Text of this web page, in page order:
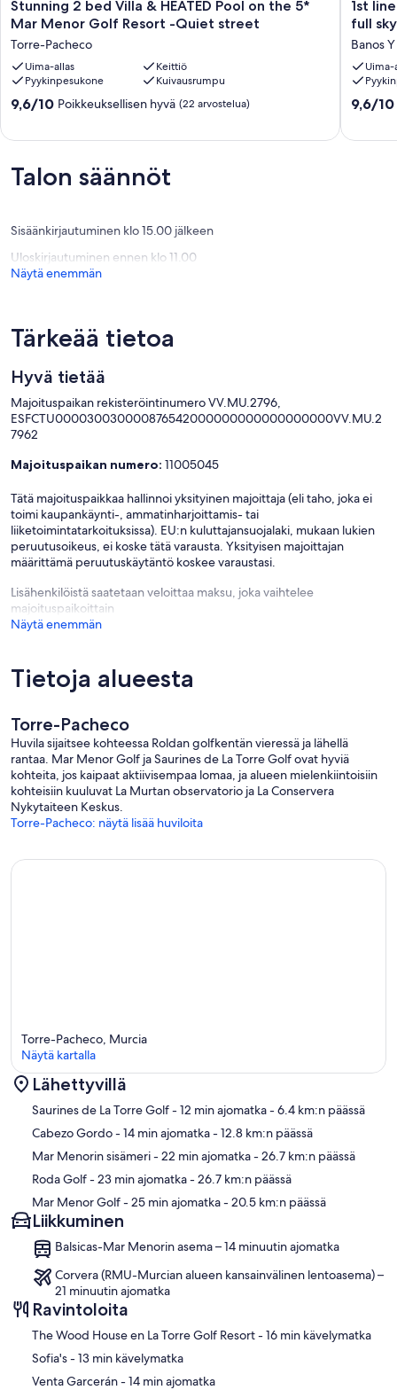
Stunning
2
Villa
&
HEATED
Pool
on
Menor
-
street
Torre-
Stunning 2 bed Villa & HEATED Pool on the 5*
Mar Menor Golf Resort -Quiet street
Torre-Pacheco
Uima-allas
Keittiö
Pyykinpesukone
Kuivausrumpu
9.6
hyvä,
(22
9,6/10 Poikkeuksellisen hyvä (22 arvostelua)
1st
line
Golf
Villa
(3)
with
Private
1st
full
Banos
Uima-
9.6
9,6/10
Talon säännöt
Sisäänkirjautuminen klo 15.00 jälkeen
Uloskirjautuminen ennen klo 11.00
Näytä enemmän
Tärkeää tietoa
Hyvä tietää
Majoituspaikan rekisteröintinumero VV.MU.2796,
ESFCTU000030030000876542000000000000000000VV.MU.2
7962
Majoituspaikan numero: 11005045
Tätä majoituspaikkaa hallinnoi yksityinen majoittaja (eli taho, joka ei
toimi kaupankäynti-, ammatinharjoittamis- tai
liiketoimintatarkoituksissa). EU:n kuluttajansuojalaki, mukaan lukien
peruutusoikeus, ei koske tätä varausta. Yksityisen majoittajan
määrittämä peruutuskäytäntö koskee varaustasi.
Lisähenkilöistä saatetaan veloittaa maksu, joka vaihtelee
majoituspaikoittain
Näytä enemmän
Tietoja alueesta
Torre-Pacheco
Huvila sijaitsee kohteessa Roldan golfkentän vieressä ja lähellä
rantaa. Mar Menor Golf ja Saurines de La Torre Golf ovat hyviä
kohteita, jos kaipaat aktiivisempaa lomaa, ja alueen mielenkiintoisiin
kohteisiin kuuluvat La Murtan observatorio ja La Conservera
Nykytaiteen Keskus.
Torre-Pacheco: näytä lisää huviloita
Kartta
Torre-Pacheco, Murcia
Näytä kartalla
Lähettyvillä
Saurines de La Torre Golf- 12 min ajomatka- 6.4 km:n päässä
Cabezo Gordo- 14 min ajomatka- 12.8 km:n päässä
Mar Menorin sisämeri- 22 min ajomatka- 26.7 km:n päässä
Roda Golf- 23 min ajomatka- 26.7 km:n päässä
Mar Menor Golf- 25 min ajomatka- 20.5 km:n päässä
Liikkuminen
Balsicas-Mar Menorin asema – 14 minuutin ajomatka
Corvera (RMU-Murcian alueen kansainvälinen lentoasema) –
21 minuutin ajomatka
Ravintoloita
‪The Wood House en La Torre Golf Resort - ‬16 min kävelymatka
‪Sofia's - ‬13 min kävelymatka
‪Venta Garcerán - ‬14 min ajomatka